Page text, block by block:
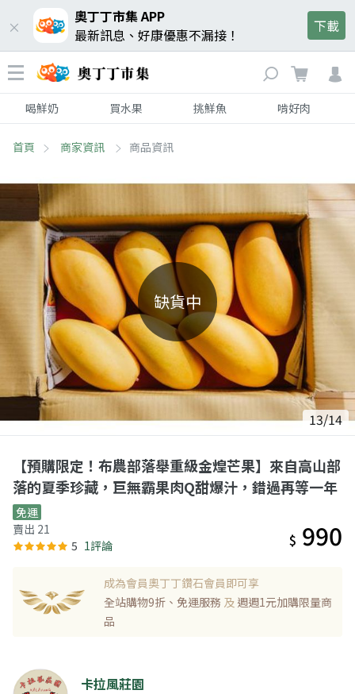
奧丁丁市集 APP
最新訊息、好康優惠不漏接！
下載
喝鮮奶 買水果 挑鮮魚 啃好肉
首頁 商家資訊 商品資訊
缺貨中
13/14
【預購限定！布農部落舉重級金煌芒果】來自高山部
落的夏季珍藏，巨無霸果肉Q甜爆汁，錯過再等一年
免運
賣出 21
5 1評論 $ 990
成為會員奧丁丁鑽石會員即可享
全站購物9折、免運服務 及 週週1元加購限量商
品
卡拉風莊園